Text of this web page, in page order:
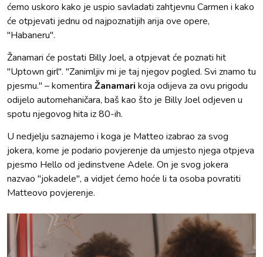
ćemo uskoro kako je uspio savladati zahtjevnu Carmen i kako
će otpjevati jednu od najpoznatijih arija ove opere,
''Habaneru''.
Žanamari će postati Billy Joel, a otpjevat će poznati hit
''Uptown girl''. ''Zanimljiv mi je taj njegov pogled. Svi znamo tu
pjesmu.'' – komentira Žanamari koja odijeva za ovu prigodu
odijelo automehaničara, baš kao što je Billy Joel odjeven u
spotu njegovog hita iz 80-ih.
U nedjelju saznajemo i koga je Matteo izabrao za svog
jokera, kome je podario povjerenje da umjesto njega otpjeva
pjesmo Hello od jedinstvene Adele. On je svog jokera
nazvao ''jokadele'', a vidjet ćemo hoće li ta osoba povratiti
Matteovo povjerenje.